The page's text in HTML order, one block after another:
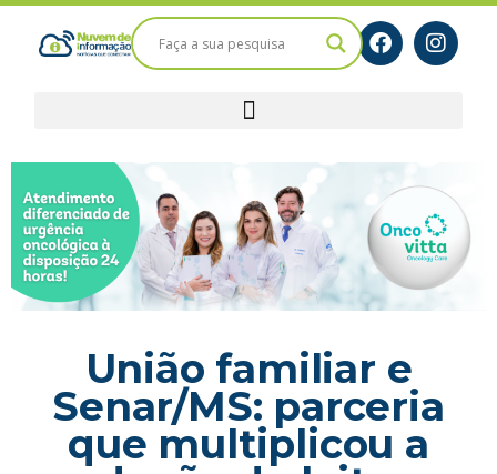
União familiar e
Senar/MS: parceria
que multiplicou a